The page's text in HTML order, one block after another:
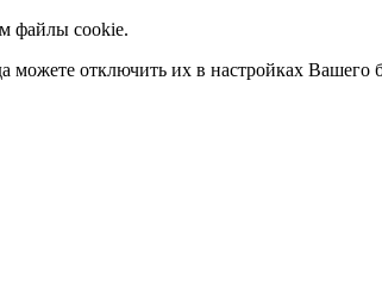
файлы cookie.
отключить их в настройках Вашего